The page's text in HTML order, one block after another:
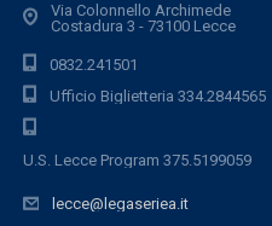
Via Colonnello Archimede
Costadura 3 - 73100 Lecce
0832.241501
Ufficio Biglietteria 334.2844565
U.S. Lecce Program 375.5199059
lecce@legaseriea.it